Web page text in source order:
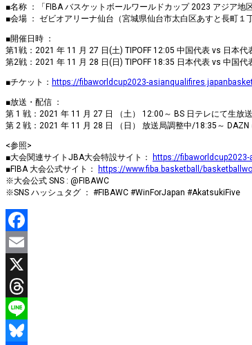
■名称 ：「FIBA バスケットボールワールドカップ 2023 アジア地
■会場 ： ゼビオアリーナ仙台（宮城県仙台市太白区あすと長町１
■開催日時 ：
第1戦：2021 年 11 月 27 日(土) TIPOFF 12:05 中国代表 vs 日本代
第2戦：2021 年 11 月 28 日(日) TIPOFF 18:35 日本代表 vs 中国代
■チケット： https://fibaworldcup2023-
■放送・配信 ：
第 1 戦：2021 年 11 月 27 日 （土） 12:00～ BS 日テレにて生放
第 2 戦：2021 年 11 月 28 日 （日） 放送局調整中/18:35～ DAZN
<参照>
■大会関連サイトJBA大会特設サイト：
https://
■FIBA 大会公式サイト：
https://www.fiba.basketball/
※大会公式 SNS : @FIBAWC
※SNS ハッシュタグ ： #FIBAWC #WinForJapan #AkatsukiFive
Facebook
Email
X
Threads
Line